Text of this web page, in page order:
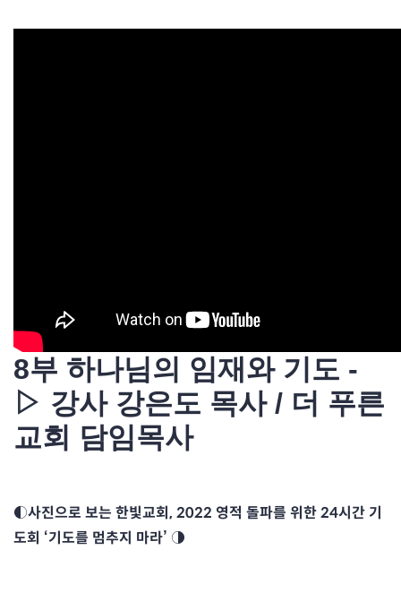
8부 하나님의 임재와 기도 -
▷ 강사 강은도 목사 / 더 푸른
교회 담임목사
◐사진으로 보는 한빛교회, 2022 영적 돌파를 위한 24시간 기
도회 ‘기도를 멈추지 마라’ ◑